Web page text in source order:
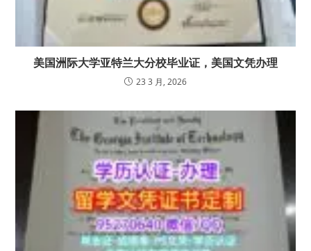
美国洲际大学亚特兰大分校毕业证，美国文凭办理
23 3 月, 2026